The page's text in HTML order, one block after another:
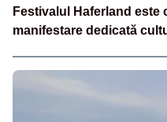
Festivalul Haferland este
manifestare dedicată